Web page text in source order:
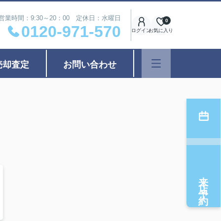
業時間：9:30～20：00 定休日：水曜日
0120-971-570 ログインお気に入り
0
却査定 お問い合わせ
来店予約